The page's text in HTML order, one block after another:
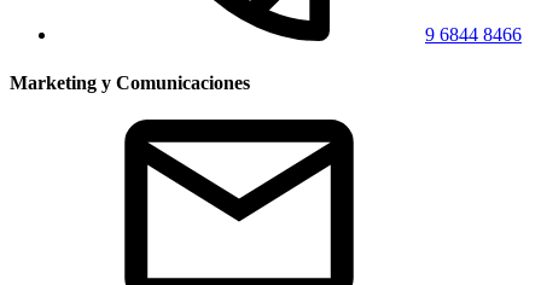
9 6844 8466
Marketing y Comunicaciones